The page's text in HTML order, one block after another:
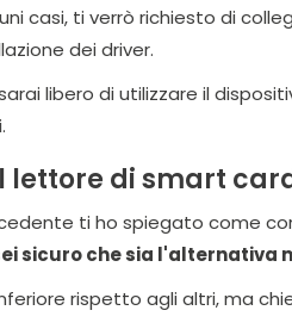
casi, ti verrò richiesto di
dei driver.
libero di utilizzare il
lettore di smart
ti ho spiegato come
sicuro che sia l'alternativa
rispetto agli altri, ma